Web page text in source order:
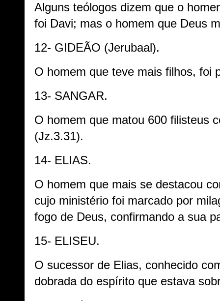
Alguns teólogos dizem que o
foi Davi; mas o homem que Deus
12- GIDEÃO (Jerubaal).
O homem que teve mais filhos, foi
13- SANGAR.
O homem que matou 600 filisteus
(Jz.3.31).
14- ELIAS.
O homem que mais se destacou
cujo ministério foi marcado por
fogo de Deus, confirmando a sua
15- ELISEU.
O sucessor de Elias, conhecido
dobrada do espírito que estava